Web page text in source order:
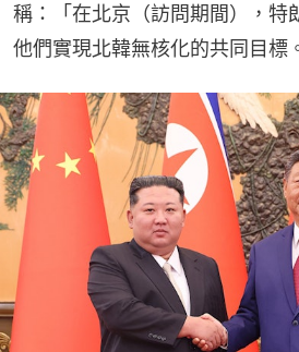
稱：「在北京（訪問期間），特
他們實現北韓無核化的共同目標